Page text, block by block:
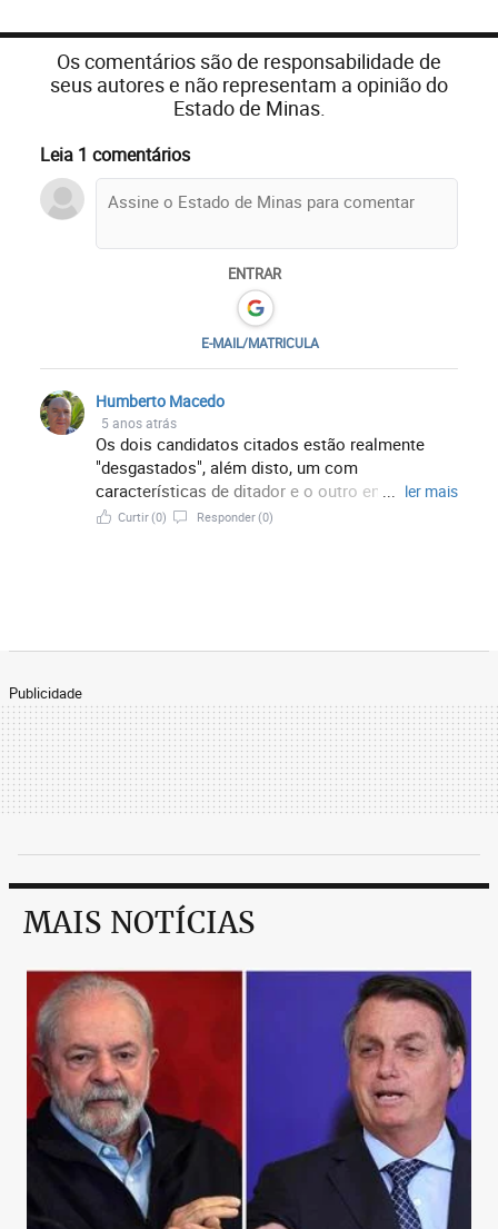
Os comentários são de responsabilidade de
seus autores e não representam a opinião do
Estado de Minas.
Leia 1 comentários
ENTRAR
E-MAIL/MATRICULA
Humberto Macedo
5 anos atrás
Os dois candidatos citados estão realmente
"desgastados", além disto, um com
características de ditador e o outro entre 2
gestões dele e quase 4 do grupo dele, entregou
ler mais
Curtir(0) Responder(0)
Publicidade
MAIS NOTÍCIAS